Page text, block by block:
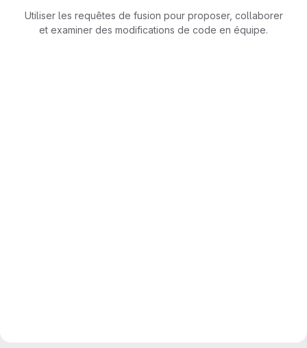
Utiliser les requêtes de fusion pour proposer, collaborer
et examiner des modifications de code en équipe.